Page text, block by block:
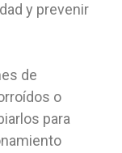
y prevenir
de
o
para